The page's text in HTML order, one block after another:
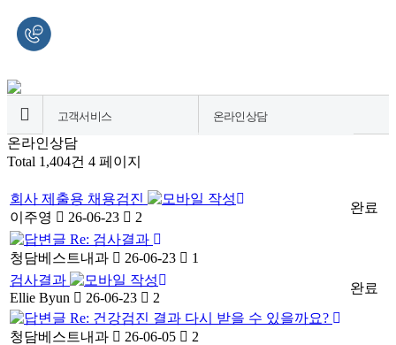
고객서비스
병원소개
종합건강검진센터
소화기내시경센터
영상의학센터
내과질환센터
고객서비스
온라인상담
온라인상담
온라인상담
Total 1,404건 4 페이지
회사 제출용 채용검진
이주영
26-06-23 2
완료
Re: 검사결과
청담베스트내과
26-06-23 1
검사결과
Ellie Byun
26-06-23 2
완료
Re: 건강검진 결과 다시 받을 수 있을까요?
청담베스트내과
26-06-05 2